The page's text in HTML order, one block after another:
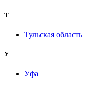
Т
Тульская область
У
Уфа